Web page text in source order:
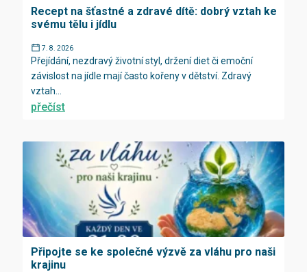
Recept na šťastné a zdravé dítě: dobrý vztah ke
svému tělu i jídlu
7. 8. 2026
Přejídání, nezdravý životní styl, držení diet či emoční
závislost na jídle mají často kořeny v dětství. Zdravý
vztah...
přečíst
Připojte se ke společné výzvě za vláhu pro naši
krajinu